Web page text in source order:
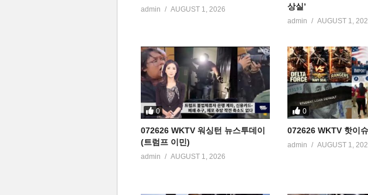
admin AUGUST 1, 2026
상실’
admin AUGUST 1,
0
072626 WKTV 워싱턴 뉴스투데이
(트럼프 이민)
admin AUGUST 1, 2026
0
072626 WKTV 핫이슈
admin AUGUST 1,